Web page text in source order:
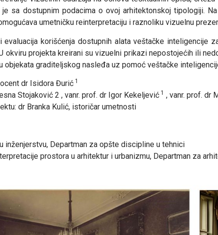
sa dostupnim podacima o ovoj arhitektonskoj tipologiji.
umetničku reinterpretaciju i raznoliku vizuelnu
evaluacija korišćenja dostupnih alata veštačke inteligencije
okviru projekta kreirani su vizuelni prikazi nepostojećih ili
objekata graditeljskog nasleđa uz pomoć veštačke
dr Isidora Đurić 1
Stojaković 2 , vanr. prof. dr Igor Kekeljević 1 , vanr. prof. dr
dr Branka Kulić, istoričar umetnosti
inženjerstvu, Departman za opšte discipline u tehnici
prostora u arhitektur i urbanizmu, Departman za